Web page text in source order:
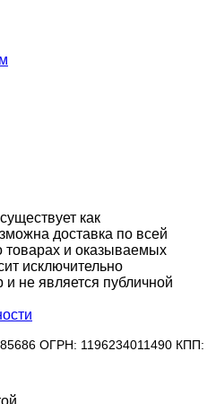
как
доставка по всей
и оказываемых
исключительно
и не является публичной
ОГРН: 1196234011490 КПП: